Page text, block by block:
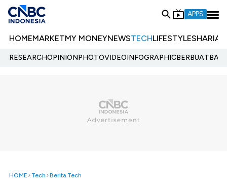
APPS
HOMEMARKETMY MONEYNEWSTECHLIFESTYLESHARIA
RESEARCHOPINIONPHOTOVIDEOINFOGRAPHIC
HOME Tech Berita Tech